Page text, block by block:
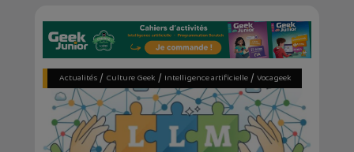
Actualités/ Culture Geek / Intelligence artificielle/ Vocageek